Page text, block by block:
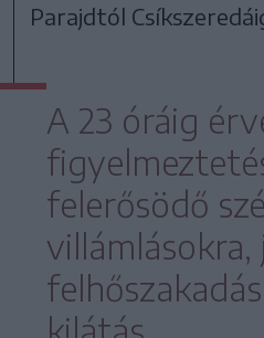
Parajdtól
A 23 óráig
felerősödő
villámlásokra,